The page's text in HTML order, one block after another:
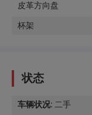
皮革方向盘
杯架
状态
车辆状况: 二手